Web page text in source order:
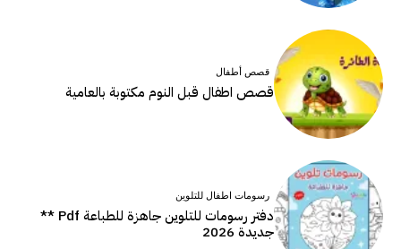
قصص أطفال
قصص اطفال قبل النوم مكتوبة بالعامية
رسومات اطفال للتلوين
دفتر رسومات للتلوين جاهزة للطباعة Pdf **
جديدة 2026